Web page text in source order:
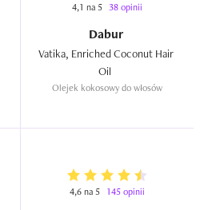
4,1 na 5 38 opinii
Dabur
Vatika, Enriched Coconut Hair
Olejek kokosowy do włosów
4,6 na 5 145 opinii